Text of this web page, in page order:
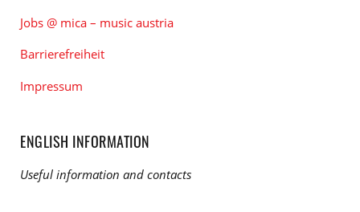
Jobs @ mica – music austria
Barrierefreiheit
Impressum
ENGLISH INFORMATION
Useful information and contacts